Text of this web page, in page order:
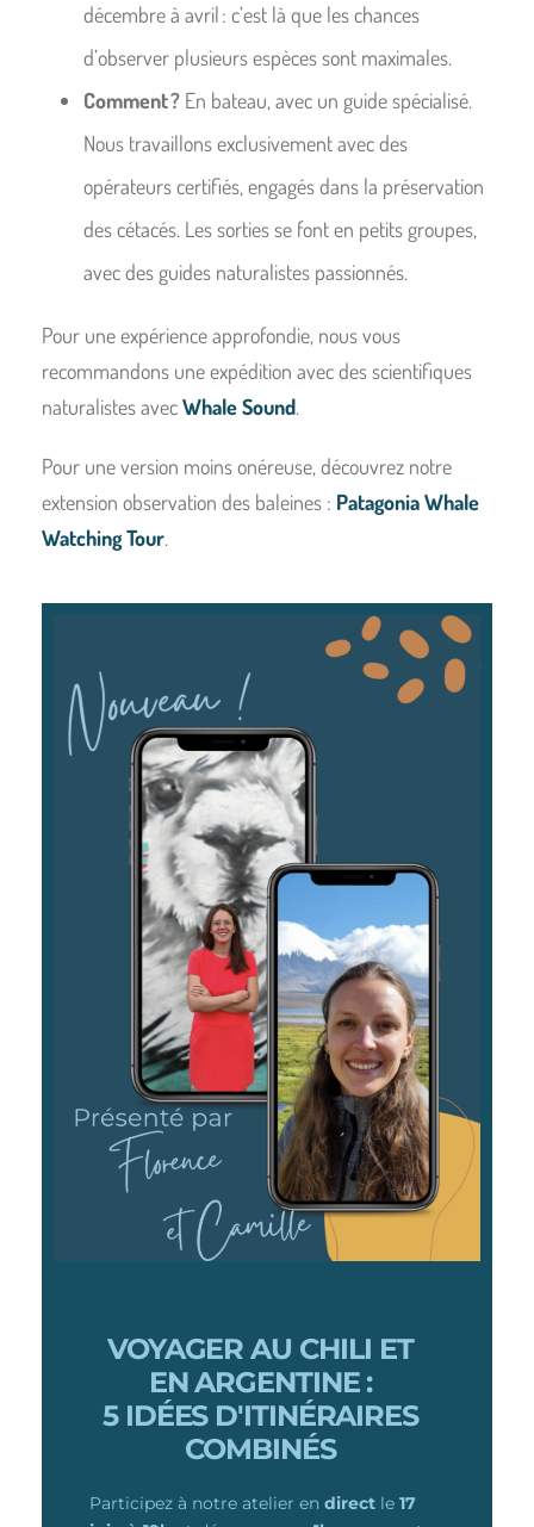
décembre à avril : c’est là que les chances
d’observer plusieurs espèces sont maximales.
Comment ? En bateau, avec un guide spécialisé.
Nous travaillons exclusivement avec des
opérateurs certifiés, engagés dans la préservation
des cétacés. Les sorties se font en petits groupes,
avec des guides naturalistes passionnés.
Pour une expérience approfondie, nous vous
recommandons une expédition avec des scientifiques
naturalistes avecWhale Sound.
Pour une version moins onéreuse, découvrez notre
extension observation des baleines : Patagonia Whale
Watching Tour.
VOYAGER AU CHILI ET
EN ARGENTINE :
5 IDÉES D'ITINÉRAIRES
COMBINÉS
Participez à notre atelier en direct le 17